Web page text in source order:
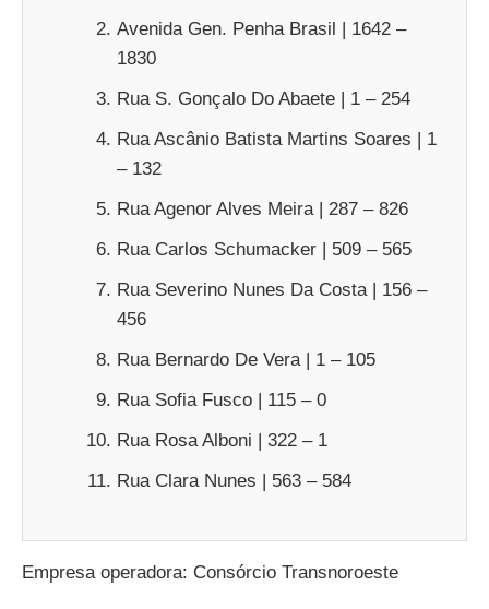
Avenida Gen. Penha Brasil | 1642 –
1830
Rua S. Gonçalo Do Abaete | 1 – 254
Rua Ascânio Batista Martins Soares | 1
– 132
Rua Agenor Alves Meira | 287 – 826
Rua Carlos Schumacker | 509 – 565
Rua Severino Nunes Da Costa | 156 –
456
Rua Bernardo De Vera | 1 – 105
Rua Sofia Fusco | 115 – 0
Rua Rosa Alboni | 322 – 1
Rua Clara Nunes | 563 – 584
Empresa operadora: Consórcio Transnoroeste